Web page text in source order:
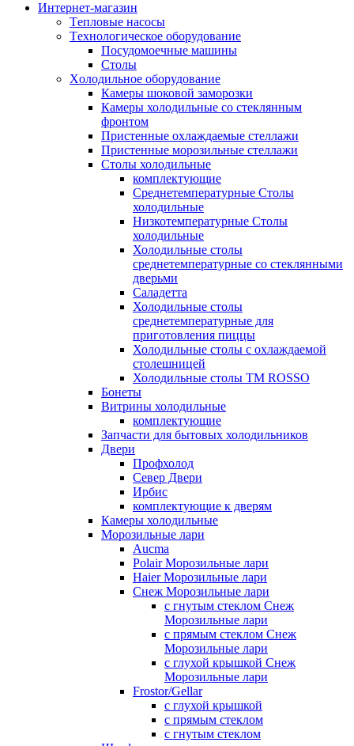
Интернет-магазин
Tепловые насосы
Tехнологическое оборудование
Посудомоечные машины
Столы
Xолодильное оборудование
Камеры шоковой заморозки
Камеры холодильные со стеклянным
фронтом
Пристенные охлаждаемые стеллажи
Пристенные морозильные стеллажи
Столы холодильные
комплектующие
Среднетемпературные Столы
холодильные
Низкотемпературные Столы
холодильные
Холодильные столы
среднетемпературные со стеклянными
дверьми
Саладетта
Холодильные столы
среднетемпературные для
приготовления пиццы
Холодильные столы с охлаждаемой
столешницей
Холодильные столы ТМ ROSSO
Бонеты
Витрины холодильные
комплектующие
Запчасти для бытовых холодильников
Двери
Профхолод
Север Двери
Ирбис
комплектующие к дверям
Камеры холодильные
Морозильные лари
Aucma
Polair Морозильные лари
Haier Морозильные лари
Снеж Морозильные лари
с гнутым стеклом Снеж
Морозильные лари
с прямым стеклом Снеж
Морозильные лари
с глухой крышкой Снеж
Морозильные лари
Frostor/Gellar
с глухой крышкой
с прямым стеклом
с гнутым стеклом